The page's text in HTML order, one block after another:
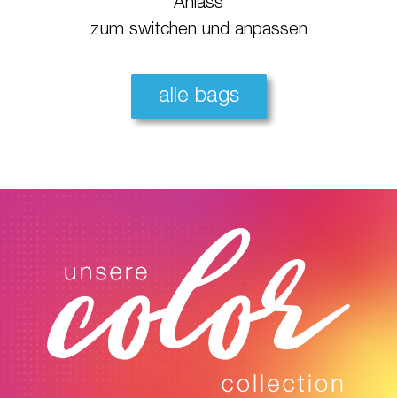
Anlass
zum switchen und anpassen
alle bags